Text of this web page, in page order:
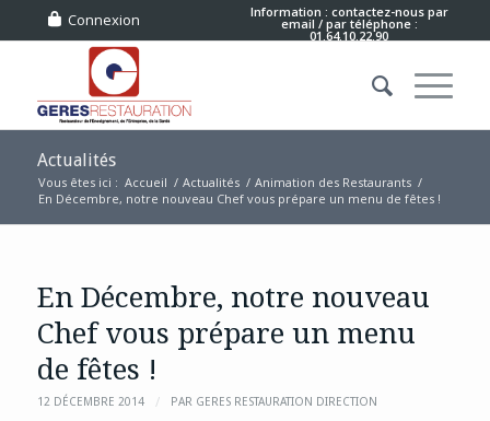
Connexion Information : contactez-nous par
email / par téléphone :
01.64.10.22.90
Actualités
Vous êtes ici : Accueil / Actualités / Animation des Restaurants /
En Décembre, notre nouveau Chef vous prépare un menu de fêtes !
En Décembre, notre nouveau
Chef vous prépare un menu
de fêtes !
12 DÉCEMBRE 2014 / PAR GERES RESTAURATION DIRECTION